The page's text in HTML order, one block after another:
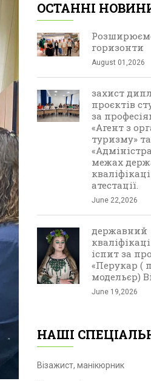
ОСТАННІ
горизонти
August 01,2026
захист
проєктів
за
«Агент з
туризму» та
межах
атестації.
June 22,2026
державний
іспит за
«Перукар (
модельєр)
June 19,2026
НАШІ
Візажист, манікюрник